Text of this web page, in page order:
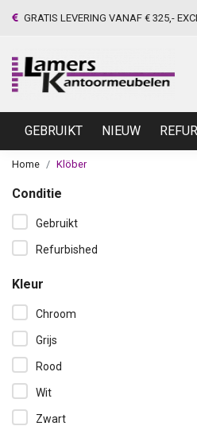
GRATIS LEVERING VANAF € 325,-
GEBRUIKT NIEUW
Home Klöber
Conditie
Gebruikt
Refurbished
Kleur
Chroom
Grijs
Rood
Wit
Zwart